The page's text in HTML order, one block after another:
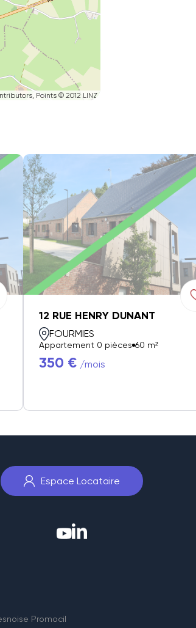
Points © 2012 LINZ
12 RUE HENRY DUNANT
FOURMIES
Appartement 0 pièces 60 m²
350 € /mois
Espace Locataire
Promocil